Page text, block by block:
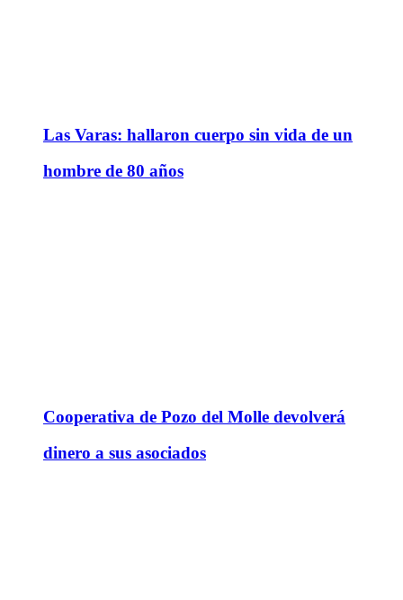
Las Varas: hallaron cuerpo sin vida de un
hombre de 80 años
Cooperativa de Pozo del Molle devolverá
dinero a sus asociados